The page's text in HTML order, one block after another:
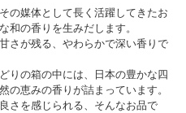
の媒体として長く活躍してきたお
和の香りを生みだします。
さが残る、やわらかで深い香りで
りの箱の中には、日本の豊かな四
の恵みの香りが詰まっています。
さを感じられる、そんなお品で